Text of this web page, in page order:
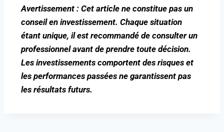
Avertissement : Cet article ne constitue pas un
conseil en investissement. Chaque situation
étant unique, il est recommandé de consulter un
professionnel avant de prendre toute décision.
Les investissements comportent des risques et
les performances passées ne garantissent pas
les résultats futurs.